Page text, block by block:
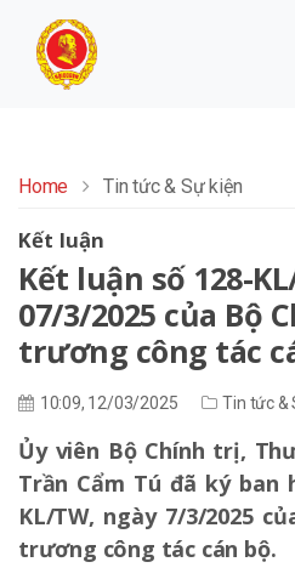
Home Tin tức & Sự kiện
Kết luận
Kết luận số 128-
07/3/2025 của Bộ
trương công tác
10:09, 12/03/2025 Tin tức &
Ủy viên Bộ Chính trị,
Trần Cẩm Tú đã ký ban
KL/TW, ngày 7/3/2025
trương công tác cán bộ.